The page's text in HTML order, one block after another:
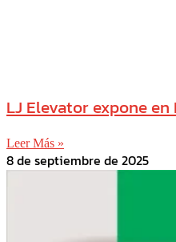
LJ Elevator expone
Leer Más »
8 de septiembre de 2025